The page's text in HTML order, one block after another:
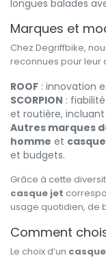
longues balades
Marques et
Chez Degriffbike,
reconnues pour leur
ROOF : innovation
SCORPION :
et routière,
Autres marques
homme et
et budgets.
Grâce à cette
casque jet
usage quotidien, de
Comment
Le choix d’un